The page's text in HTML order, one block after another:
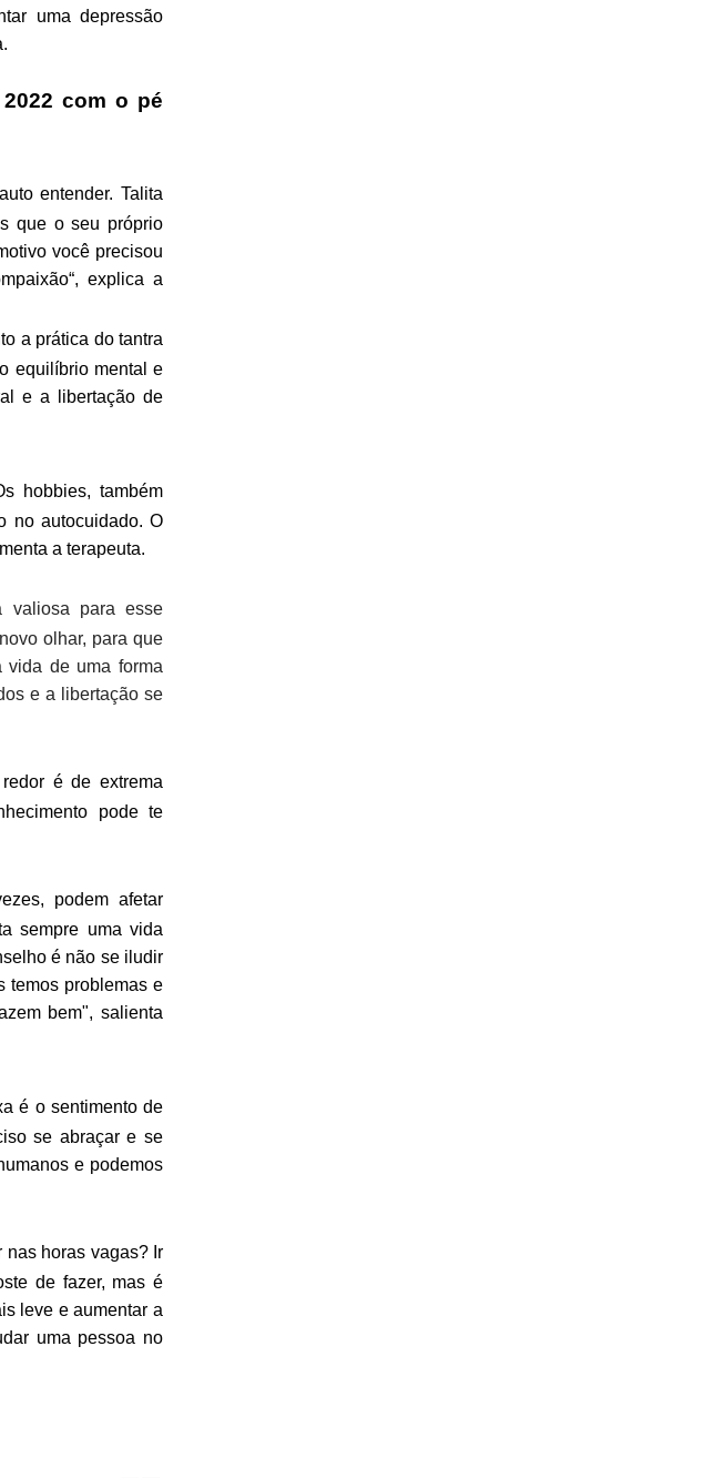
uma depressão
com o pé
entender. Talita
que o seu próprio
você precisou
explica a
a prática do tantra
equilíbrio mental e
e a libertação de
hobbies, também
no autocuidado. O
a terapeuta.
valiosa para esse
olhar, para que
vida de uma forma
e a libertação se
é de extrema
pode te
podem afetar
sempre uma vida
é não se iludir
temos problemas e
bem", salienta
é o sentimento de
se abraçar e se
e podemos
nas horas vagas? Ir
de fazer, mas é
leve e aumentar a
uma pessoa no